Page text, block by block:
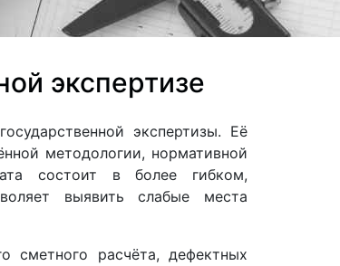
экспертизе
экспертизы. Её
методологии, нормативной
состоит в более гибком,
выявить слабые места
сметного расчёта, дефектных